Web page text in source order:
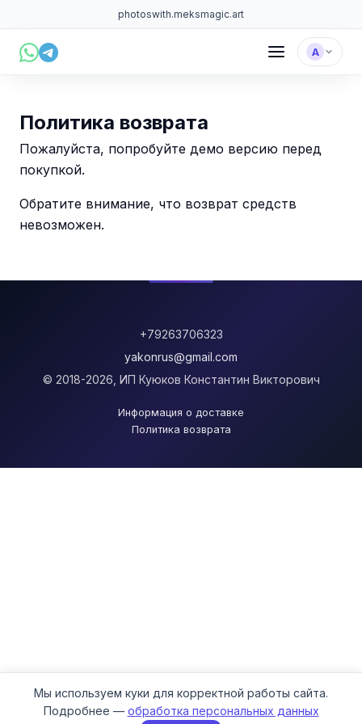
photoswith.meksmagic.art
А
Политика возврата
Пожалуйста, попробуйте демо версию перед
покупкой.
Обратите внимание, что возврат средств
невозможен.
+79263706323
yakonrus@gmail.com
© 2018-2026, ИП Куюков Константин Викторович
Информация о доставке
Политика возврата
Мы используем куки для корректной работы сайта.
Подробнее — обработка персональных данных